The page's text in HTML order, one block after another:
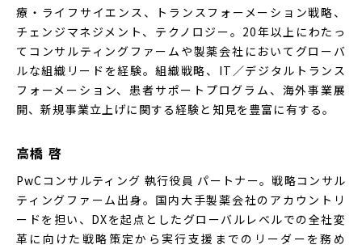
療・ライフサイエンス、トランスフォーメーション戦略、
チェンジマネジメント、テクノロジー。20年以上にわたっ
てコンサルティングファームや製薬会社においてグローバ
ルな組織リードを経験。組織戦略、IT／デジタルトランス
フォーメーション、患者サポートプログラム、海外事業展
開、新規事業立上げに関する経験と知見を豊富に有する。
高橋 啓
PwCコンサルティング 執行役員 パートナー。戦略コンサル
ティングファーム出身。国内大手製薬会社のアカウントリ
ードを担い、DXを起点としたグローバルレベルでの全社変
革に向けた戦略策定から実行支援までのリーダーを務め